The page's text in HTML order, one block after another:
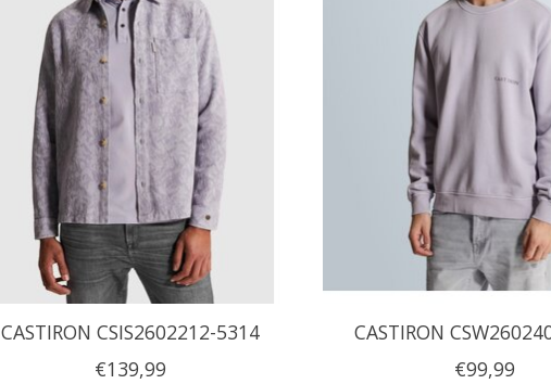
CASTIRON CSIS2602212-5314
€139,99
CASTIRON
€99,99